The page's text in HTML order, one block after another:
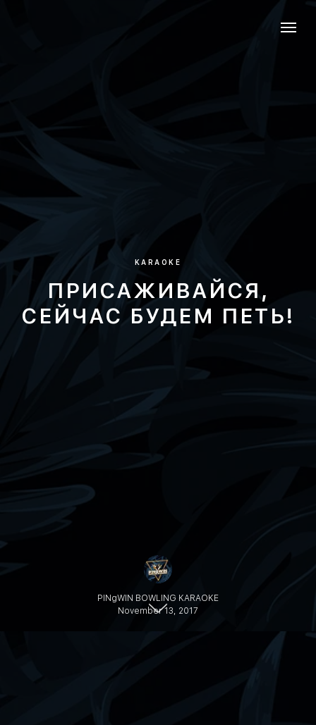
KARAOKE
ПРИСАЖИВАЙСЯ,
СЕЙЧАС БУДЕМ ПЕТЬ!
PINgWIN BOWLING KARAOKE
November 13, 2017